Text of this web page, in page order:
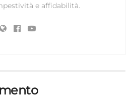
e affidabilità.